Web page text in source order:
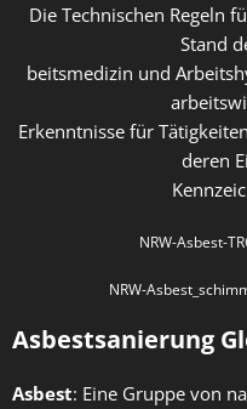
Die Technischen Regeln
Stand
beitsmedizin und
Erkenntnisse für
deren
NRW-Asbest-
NRW-
Asbestsanierung
Asbest: Eine Gruppe von